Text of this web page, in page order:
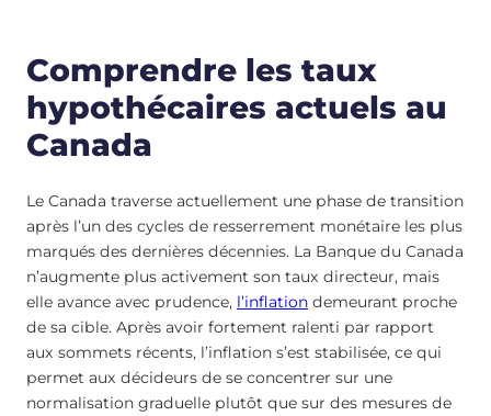
Comprendre les taux
hypothécaires actuels au
Canada
Le Canada traverse actuellement une phase de transition
après l’un des cycles de resserrement monétaire les plus
marqués des dernières décennies. La Banque du Canada
n’augmente plus activement son taux directeur, mais
elle avance avec prudence, l’inflation demeurant proche
de sa cible. Après avoir fortement ralenti par rapport
aux sommets récents, l’inflation s’est stabilisée, ce qui
permet aux décideurs de se concentrer sur une
normalisation graduelle plutôt que sur des mesures de